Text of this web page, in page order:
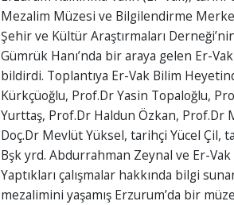
Mezalim Müzesi ve Bilgilendirme
Şehir ve Kültür Araştırmaları
Gümrük Hanı’nda bir araya gelen Er-
bildirdi. Toplantıya Er-Vak Bilim
Kürkçüoğlu, Prof.Dr Yasin Topaloğlu,
Yurttaş, Prof.Dr Haldun Özkan, Prof.Dr
Doç.Dr Mevlüt Yüksel, tarihçi Yücel Çil,
Bşk yrd. Abdurrahman Zeynal ve Er-Vak
Yaptıkları çalışmalar hakkında bilgi
mezalimini yaşamış Erzurum’da bir